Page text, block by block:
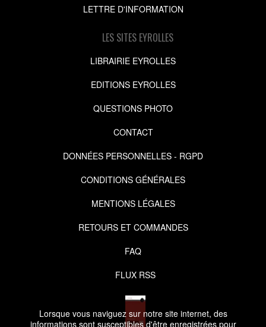
Lorsque vous naviguez sur notre site internet, des
informations sont susceptibles d'être enregistrées pour
LETTRE D'INFORMATION
LES SITES EYROLLES
LIBRAIRIE EYROLLES
EDITIONS EYROLLES
QUESTIONS PHOTO
CONTACT
DONNÉES PERSONNELLES - RGPD
CONDITIONS GÉNÉRALES
MENTIONS LÉGALES
RETOURS ET COMMANDES
FAQ
FLUX RSS